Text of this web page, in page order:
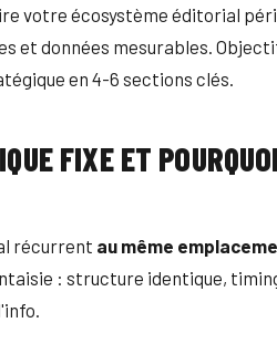
votre écosystème éditorial
et données mesurables.
en 4-6 sections clés.
FIXE ET
récurrent au même
: structure identique,